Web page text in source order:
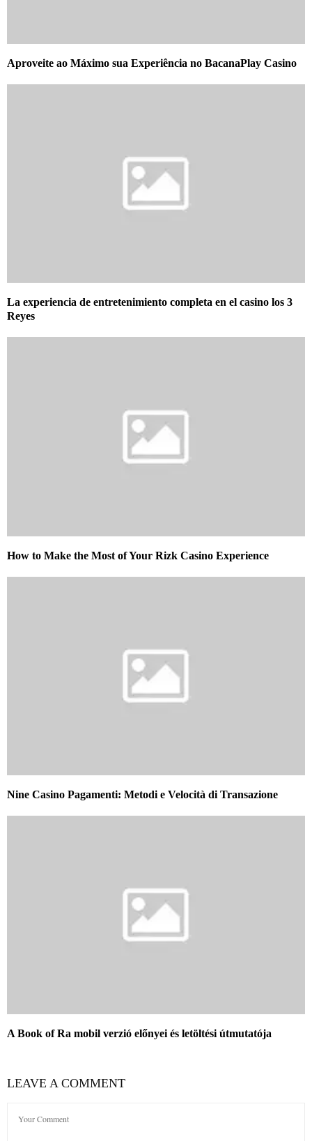
Aproveite ao Máximo sua Experiência no BacanaPlay Casino
La experiencia de entretenimiento completa en el casino los 3
Reyes
How to Make the Most of Your Rizk Casino Experience
Nine Casino Pagamenti: Metodi e Velocità di Transazione
A Book of Ra mobil verzió előnyei és letöltési útmutatója
LEAVE A COMMENT